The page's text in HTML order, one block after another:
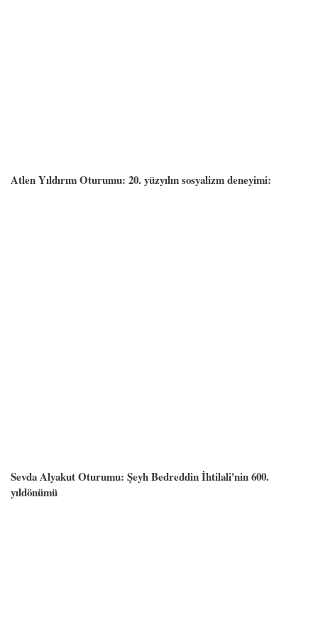
Atlen Yıldırım Oturumu: 20. yüzyılın sosyalizm deneyimi:
Sevda Alyakut Oturumu: Şeyh Bedreddin İhtilali'nin 600.
yıldönümü